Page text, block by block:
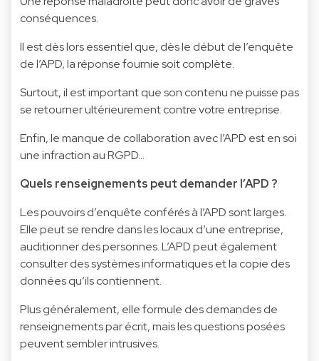
conséquences.
Il est dès lors essentiel que, dès le début de l’enquête
de l’APD, la réponse fournie soit complète.
Surtout, il est important que son contenu ne puisse pas
se retourner ultérieurement contre votre entreprise.
Enfin, le manque de collaboration avec l’APD est en soi
une infraction au RGPD…
Quels renseignements peut demander l’APD ?
Les pouvoirs d’enquête conférés à l’APD sont larges.
Elle peut se rendre dans les locaux d’une entreprise,
auditionner des personnes. L’APD peut également
consulter des systèmes informatiques et la copie des
données qu’ils contiennent.
Plus généralement, elle formule des demandes de
renseignements par écrit, mais les questions posées
peuvent sembler intrusives.